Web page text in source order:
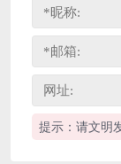
提示：请文明